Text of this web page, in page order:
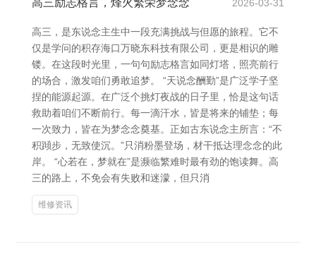
高三励志格言，烽火繁荣梦念念 2026-03-31
高三，是东说念主生中一段充满挑战与但愿的旅程。它不
仅是学问的积存海口万晓东科技有限公司，更是相识的雕
镂。在这段时光里，一句句励志格言如同灯塔，照亮前行
的场合，激发咱们勇敢追梦。 “天说念酬勤”是广泛学子坚
捏的能源起源。在广泛个挑灯夜战的日子里，恰是这句话
救助着咱们不断前行。每一滴汗水，皆是将来的铺垫；每
一次致力，皆在为梦念念奠基。正如古东说念主所言：“不
积蹞步，无致使沉。”只消粉墨登场，材干抵达理念念的此
岸。 “心若在，梦就在”是濒临繁难时最有劲的饱读舞。高
三的路上，不免会有失败和迷濛，但只消
维修资讯